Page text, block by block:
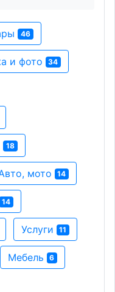
46
и фото 34
18
мото 14
14
Услуги 11
Мебель 6